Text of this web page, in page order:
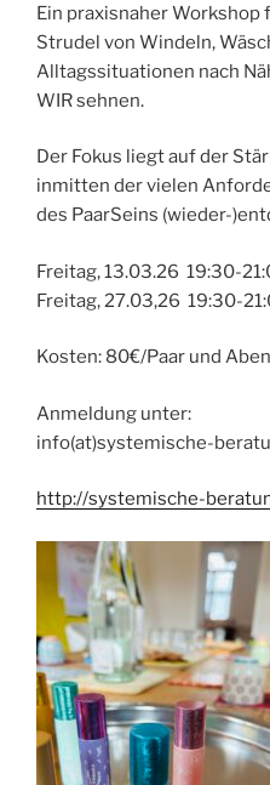
Ein praxisnaher Workshop
Strudel von Windeln,
Alltagssituationen nach
WIR sehnen.
Der Fokus liegt auf der
inmitten der vielen
des PaarSeins (wieder-
Freitag, 13.03.26 19:30-
Freitag, 27.03,26 19:30-
Kosten: 80€/Paar und
Anmeldung unter:
info(at)systemische-
http://systemische-